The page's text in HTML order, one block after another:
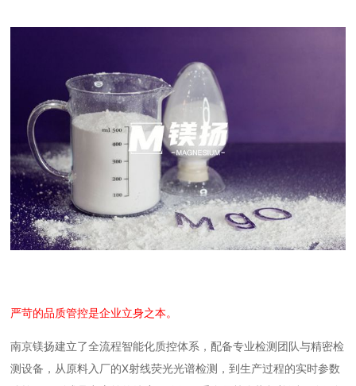
严苛的品质管控是企业立身之本。
南京镁扬建立了全流程智能化质控体系，配备专业检测团队与精密检
测设备，从原料入厂的X射线荧光光谱检测，到生产过程的实时参数